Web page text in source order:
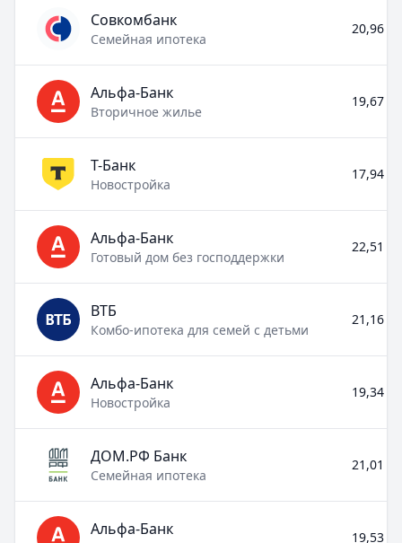
Совкомбанк
Семейная ипотека
20,96 %
Альфа-Банк
Вторичное жилье
19,67
Т-Банк
Новостройка
17,94
Альфа-Банк
Готовый дом без господдержки
22,51 %
ВТБ
Комбо-ипотека для семей с детьми
21,16 %
Альфа-Банк
Новостройка
19,34
ДОМ.РФ Банк
Семейная ипотека
21,01 %
Альфа-Банк 19,53